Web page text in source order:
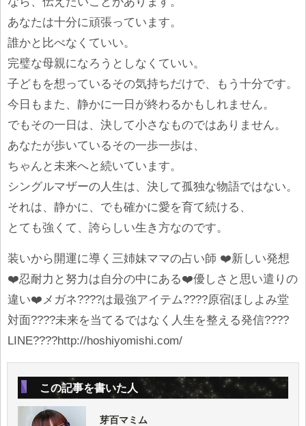
あなたは十分に頑張っています。
誰かと比べなくていい。
完璧な母親になろうとしなくていい。
子どもを想っているその気持ちだけで、もう十分です。
今日もまた、静かに一日が終わるかもしれません。
でもその一日は、決して小さなものではありません。
あなたが歩いているその一歩一歩は、
ちゃんと未来へと続いています。
シングルマザーの人生は、決して孤独な物語ではない。
それは、静かに、でも確かに愛を育て続ける、
とても強くて、誇らしい生き方なのです。
装いから開運に導く三姉妹ママの占い師 ❤️新しい発想
❤️忍耐力と努力は自分の中にある❤️優しさと思い遣りの
違い❤️メガネ????は最強アイテム????原宿ほしよみ堂
対面????未来を当てるではなく人生を整える発信????
LINE????http://hoshiyomishi.com/
この記事を書いた人
芽百マミム